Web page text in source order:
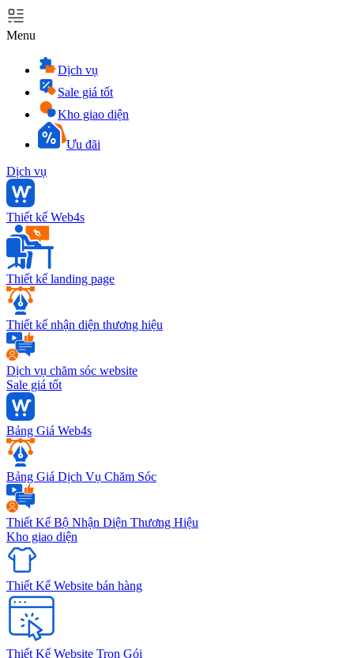
Menu
Dịch vụ
Sale giá tốt
Kho giao diện
Ưu đãi
Dịch vụ
Thiết kế Web4s
Thiết kế landing page
Thiết kế nhận diện thương hiệu
Dịch vụ chăm sóc website
Sale giá tốt
Bảng Giá Web4s
Bảng Giá Dịch Vụ Chăm Sóc
Thiết Kế Bộ Nhận Diện Thương Hiệu
Kho giao diện
Thiết Kế Website bán hàng
Thiết Kế Website Trọn Gói